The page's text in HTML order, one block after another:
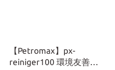
【Petromax】px-
reiniger100 環境友善煙